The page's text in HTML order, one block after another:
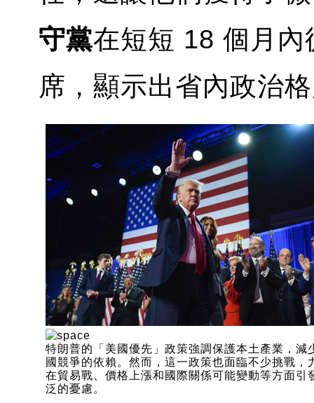
守黨在短短 18 個月
席，顯示出省內政治
特朗普的「美國優先」政策強調保護本土產業，減
國競爭的依賴。然而，這一政策也面臨不少挑戰，
在貿易戰、價格上漲和國際關係可能變動等方面引
泛的憂慮。